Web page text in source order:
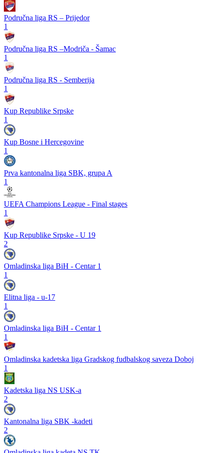
Područna liga RS – Prijedor
1
Područna liga RS –Modriča - Šamac
1
Područna liga RS - Semberija
1
Kup Republike Srpske
1
Kup Bosne i Hercegovine
1
Prva kantonalna liga SBK, grupa A
1
UEFA Champions League - Final stages
1
Kup Republike Srpske - U 19
2
Omladinska liga BiH - Centar 1
1
Elitna liga - u-17
1
Omladinska liga BiH - Centar 1
1
Omladinska kadetska liga Gradskog fudbalskog saveza Doboj
1
Kadetska liga NS USK-a
2
Kantonalna liga SBK -kadeti
2